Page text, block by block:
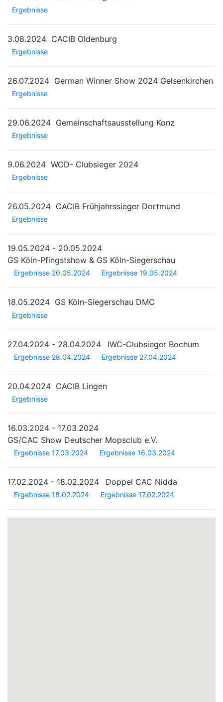
Ergebnisse
3.08.2024 CACIB Oldenburg
Ergebnisse
26.07.2024 German Winner Show 2024 Gelsenkirchen
Ergebnisse
29.06.2024 Gemeinschaftsausstellung Konz
Ergebnisse
9.06.2024 WCD- Clubsieger 2024
Ergebnisse
26.05.2024 CACIB Frühjahrssieger Dortmund
Ergebnisse
19.05.2024 - 20.05.2024
GS Köln-Pfingstshow & GS Köln-Siegerschau
Ergebnisse 20.05.2024 Ergebnisse 19.05.2024
18.05.2024 GS Köln-Siegerschau DMC
Ergebnisse
27.04.2024 - 28.04.2024 IWC-Clubsieger Bochum
Ergebnisse 28.04.2024 Ergebnisse 27.04.2024
20.04.2024 CACIB Lingen
Ergebnisse
16.03.2024 - 17.03.2024
GS/CAC Show Deutscher Mopsclub e.V.
Ergebnisse 17.03.2024 Ergebnisse 16.03.2024
17.02.2024 - 18.02.2024 Doppel CAC Nidda
Ergebnisse 18.02.2024 Ergebnisse 17.02.2024